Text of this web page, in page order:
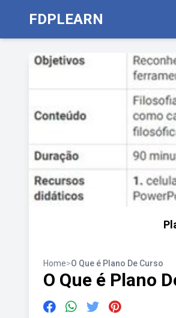
FDPLEARN
Home>O Que é Plano De Curso
O Que é Plano